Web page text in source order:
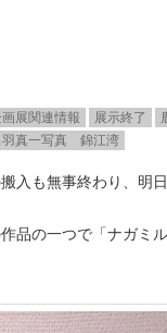
展関連情報 展示終了
真一写真 錦江湾
入も無事終わり、明
品の一つで「ナガミ